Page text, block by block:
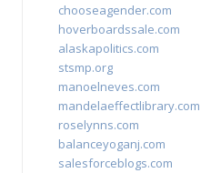
chooseagender.com
hoverboardssale.com
alaskapolitics.com
stsmp.org
manoelneves.com
mandelaeffectlibrary.com
roselynns.com
balanceyoganj.com
salesforceblogs.com